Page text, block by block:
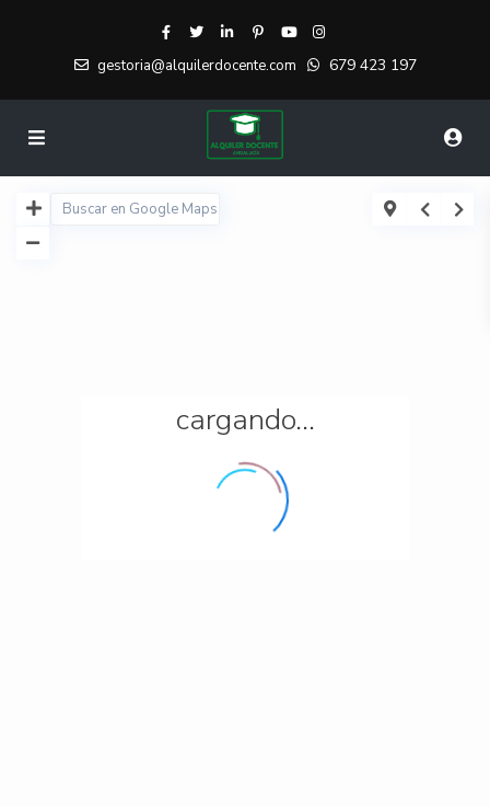
gestoria@alquilerdocente.com 679 423 197
cargando...